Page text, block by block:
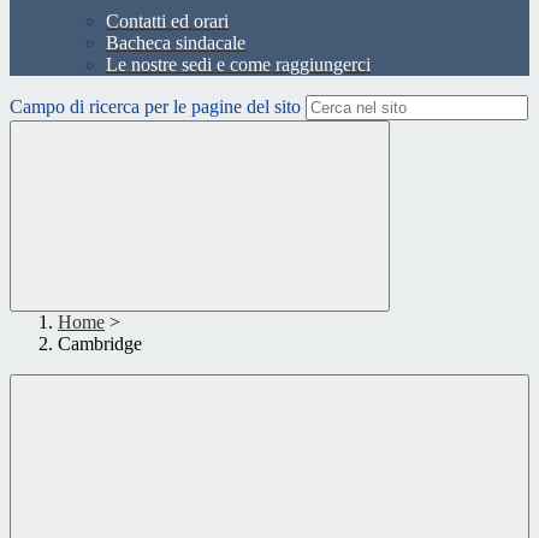
Contatti ed orari
Bacheca sindacale
Le nostre sedi e come raggiungerci
Campo di ricerca per le pagine del sito
Home >
Cambridge